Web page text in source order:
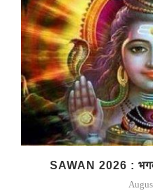
SAWAN 2026 :